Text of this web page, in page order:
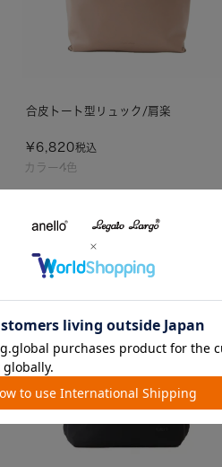
カラー4色
合皮トート型リュック/肩楽
¥ 6,820税込